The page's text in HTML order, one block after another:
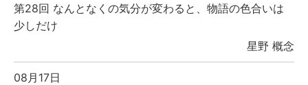
第28回 なんとなくの気分が変わると、物語の色合いは
少しだけ
星野 概念
08月17日